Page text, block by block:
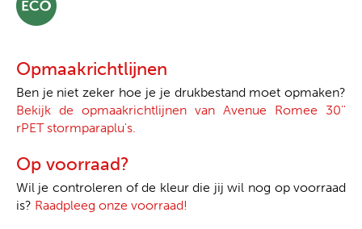
Opmaakrichtlijnen
Ben je niet zeker hoe je je drukbestand moet opmaken?
Bekijk de opmaakrichtlijnen van Avenue Romee 30''
rPET stormparaplu's.
Op voorraad?
Wil je controleren of de kleur die jij wil nog op voorraad
is? Raadpleeg onze voorraad!